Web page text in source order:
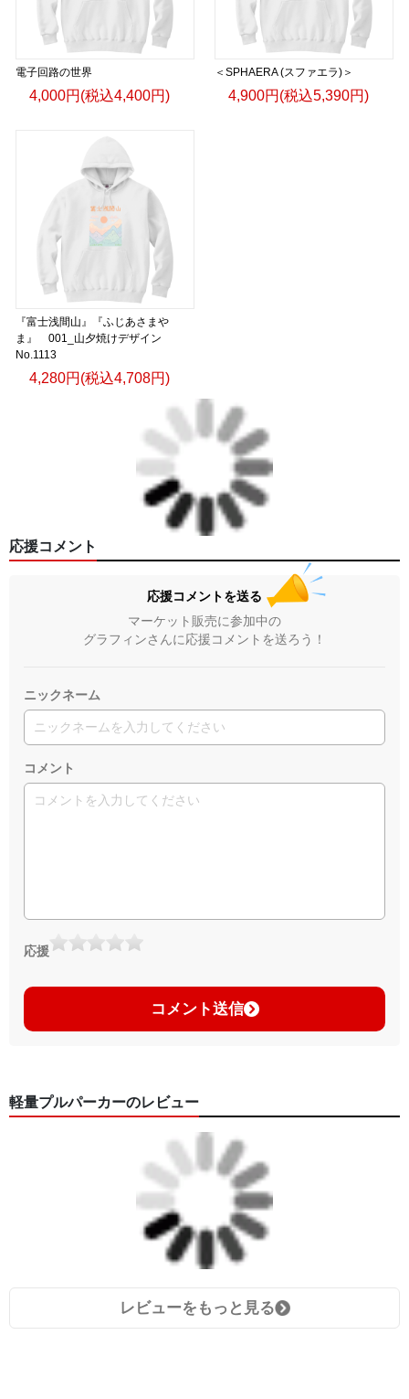
電子回路の世界
4,000円(税込4,400円)
＜SPHAERA (スファエラ)＞
4,900円(税込5,390円)
『富士浅間山』『ふじあさまや
ま』 001_山夕焼けデザイン
No.1113
4,280円(税込4,708円)
応援コメント
応援コメントを送る
マーケット販売に参加中の
グラフィンさんに応援コメントを送ろう！
ニックネーム
コメント
応援
コメント送信
軽量プルパーカーのレビュー
レビューをもっと見る